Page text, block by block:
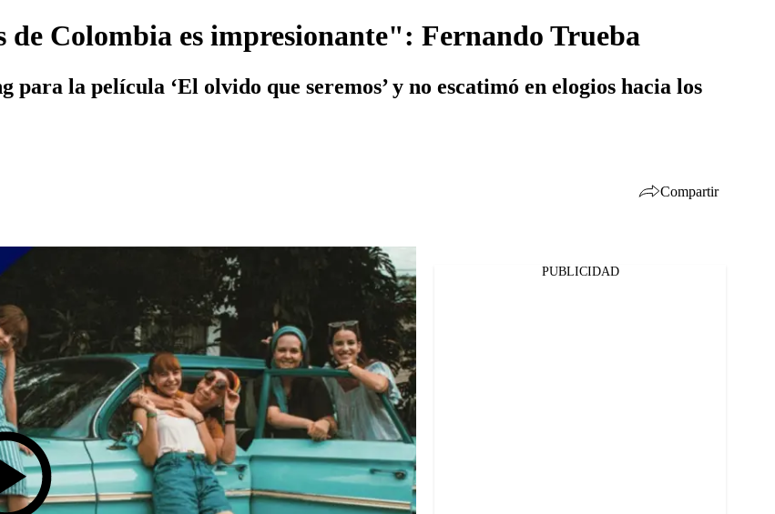
Colombia es impresionante": Fernando Trueba
la película ‘El olvido que seremos’ y no escatimó en elogios hacia los
Compartir
Facebook
Twitter
Whatsapp
PUBLICIDAD